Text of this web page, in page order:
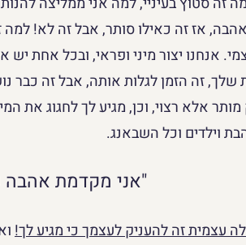
אז זה כאילו סותר, אבל זה לא!
אנחנו יצור מיני ופראי, ובכל אחת
שלך, זה הזמן לגלות אותה, אבל זה כבר
אלא רצוי, וכן, מגיע לך לחגוג את
וילדים וכל השבאנג.
"אני מקדמת אהבה
עצמית זה להעניק לעצמך כי מגיע לך!